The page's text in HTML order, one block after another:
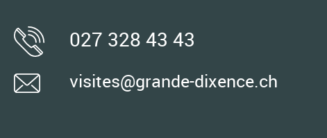
027 328 43 43
visites@grande-dixence.ch